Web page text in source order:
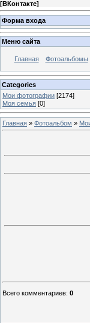
[ВКонтакте]
Форма входа
Меню сайта
Главная Фотоальбомы
Categories
Мои фотографии [2174]
Моя семья [0]
Главная » Фотоальбом »
Всего комментариев: 0